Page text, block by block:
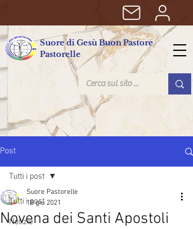
Suore di Gesù Buon Pastore
Pastorelle
Post
Tutti i post
Notizie
Tutti i post
Novena dei Santi Apostoli
Suore Pastorelle
18 giu 2021